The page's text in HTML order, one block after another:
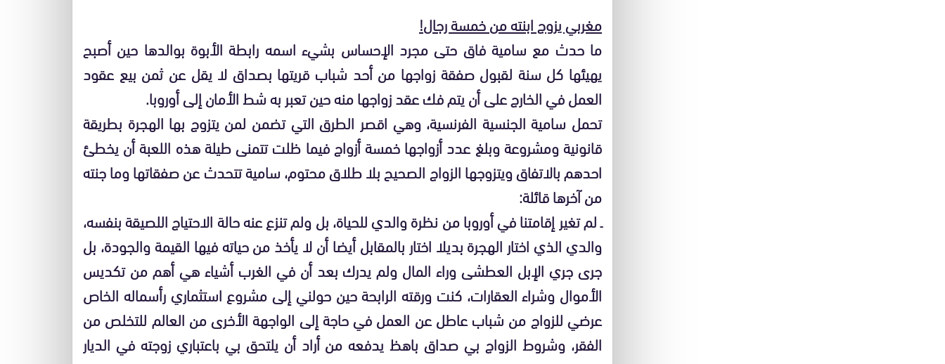
مغربي يزوج ابنته من خمسة رجال!
ما حدث مع سامية فاق حتى مجرد الإحساس بشيء اسمه رابطة الأبوة بوالدها حين أصبح
يهيئها كل سنة لقبول صفقة زواجها من أحد شباب قريتها بصداق لا يقل عن ثمن بيع عقود
العمل في الخارج على أن يتم فك عقد زواجها منه حين تعبر به شط الأمان إلى أوروبا.
تحمل سامية الجنسية الفرنسية، وهي اقصر الطرق التي تضمن لمن يتزوج بها الهجرة بطريقة
قانونية ومشروعة وبلغ عدد أزواجها خمسة أزواج فيما ظلت تتمنى طيلة هذه اللعبة أن يخطئ
احدهم بالاتفاق ويتزوجها الزواج الصحيح بلا طلاق محتوم، سامية تتحدث عن صفقاتها وما جنته
من آخرها قائلة:
ـ لم تغير إقامتنا في أوروبا من نظرة والدي للحياة، بل ولم تنزع عنه حالة الاحتياج اللصيقة بنفسه،
والدي الذي اختار الهجرة بديلا اختار بالمقابل أيضا أن لا يأخذ من حياته فيها القيمة والجودة، بل
جرى جري الإبل العطشى وراء المال ولم يدرك بعد أن في الغرب أشياء هي أهم من تكديس
الأموال وشراء العقارات، كنت ورقته الرابحة حين حولني إلى مشروع استثماري رأسماله الخاص
عرضي للزواج من شباب عاطل عن العمل في حاجة إلى الواجهة الأخرى من العالم للتخلص من
الفقر، وشروط الزواج بي صداق باهظ يدفعه من أراد أن يلتحق بي باعتباري زوجته في الديار